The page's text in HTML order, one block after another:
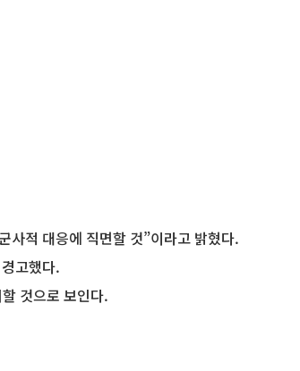
사적 대응에 직면할 것”이라고 밝혔다.
고했다.
것으로 보인다.